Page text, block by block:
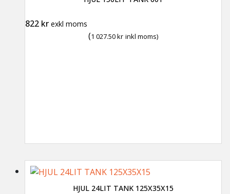
822 kr exkl moms
(1 027.50kr inkl moms)
HJUL 24LIT TANK 125X35X15